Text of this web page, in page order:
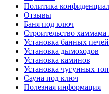
Политика
Отзывы
Баня под ключ
Строительство
Установка банных печей
Установка дымоходов
Установка каминов
Установка чугунных
Сауна под ключ
Полезная информация